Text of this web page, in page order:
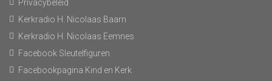
Privacybeleid
Kerkradio H. Nicolaas Baarn
Kerkradio H. Nicolaas Eemnes
Facebook Sleutelfiguren
Facebookpagina Kind en Kerk